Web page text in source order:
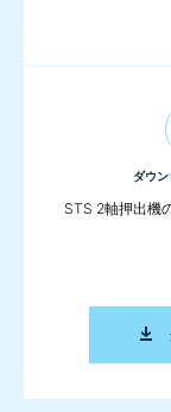
ダウ
STS 2軸押出機